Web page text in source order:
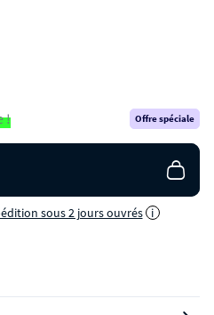
! Offre spéciale
sous 2 jours ouvrés i